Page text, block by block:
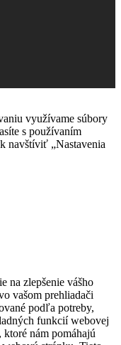
využívame súbory
s používaním
navštíviť „Nastavenia
na zlepšenie vášho
vašom prehliadači
podľa potreby,
funkcií webovej
ktoré nám pomáhajú